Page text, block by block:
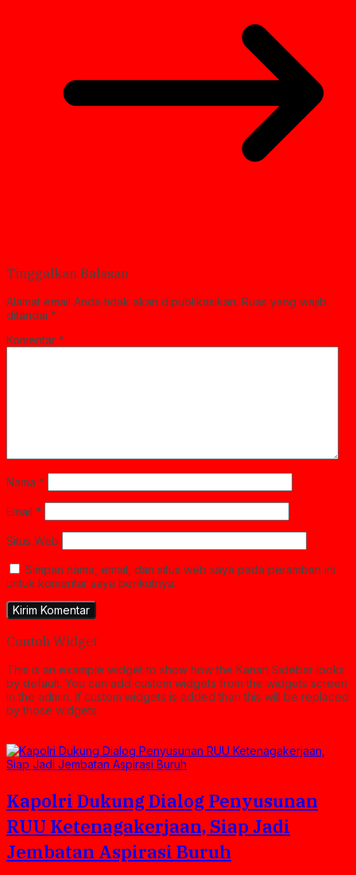
Tinggalkan Balasan
Alamat email Anda tidak akan dipublikasikan. Ruas yang wajib
ditandai *
Komentar *
Nama *
Email *
Situs Web
Simpan nama, email, dan situs web saya pada peramban ini
untuk komentar saya berikutnya.
Contoh Widget
This is an example widget to show how the Kanan Sidebar looks
by default. You can add custom widgets from the widgets screen
in the admin. If custom widgets is added than this will be replaced
by those widgets.
Kapolri Dukung Dialog Penyusunan
RUU Ketenagakerjaan, Siap Jadi
Jembatan Aspirasi Buruh